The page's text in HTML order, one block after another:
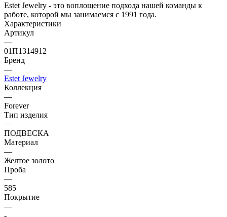
Estet Jewelry - это воплощение подхода нашей команды к
работе, которой мы занимаемся с 1991 года.
Характеристики
Артикул
—
01П1314912
Бренд
—
Estet Jewelry
Коллекция
—
Forever
Тип изделия
—
ПОДВЕСКА
Материал
—
Желтое золото
Проба
—
585
Покрытие
—
-